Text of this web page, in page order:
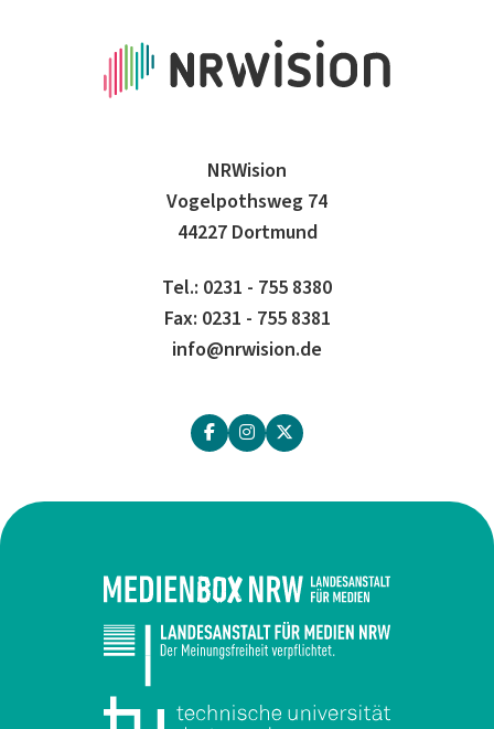
NRWision
Vogelpothsweg 74
44227 Dortmund
Tel.: 0231 - 755 8380
Fax: 0231 - 755 8381
info@nrwision.de